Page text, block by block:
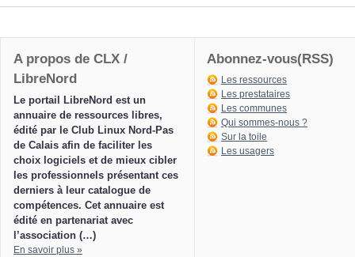
A propos de CLX /
LibreNord
Le portail LibreNord est un
annuaire de ressources libres,
édité par le Club Linux Nord-Pas
de Calais afin de faciliter les
choix logiciels et de mieux cibler
les professionnels présentant ces
derniers à leur catalogue de
compétences. Cet annuaire est
édité en partenariat avec
l’association (…)
En savoir plus »
Abonnez-vous(RSS)
Les ressources
Les prestataires
Les communes
Qui sommes-nous ?
Sur la toile
Les usagers